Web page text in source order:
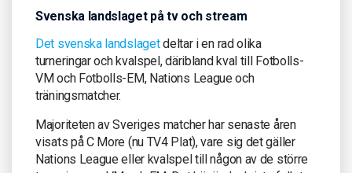
Svenska landslaget på tv och stream
Det svenska landslagetdeltar i en rad olika
turneringar och kvalspel, däribland kval till Fotbolls-
VM och Fotbolls-EM, Nations League och
träningsmatcher.
Majoriteten av Sveriges matcher har senaste åren
visats på C More (nu TV4 Plat), vare sig det gäller
Nations League eller kvalspel till någon av de större